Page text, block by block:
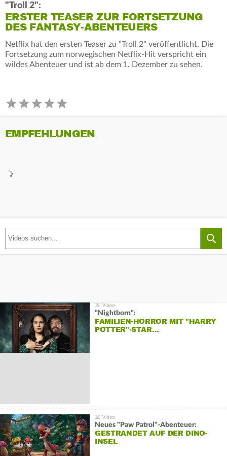
"Troll 2":
ERSTER TEASER ZUR FORTSETZUNG
DES FANTASY-ABENTEUERS
Netflix hat den ersten Teaser zu "Troll 2" veröffentlicht. Die
Fortsetzung zum norwegischen Netflix-Hit verspricht ein
wildes Abenteuer und ist ab dem 1. Dezember zu sehen.
EMPFEHLUNGEN
"Nightborn":
FAMILIEN-HORROR MIT "HARRY
POTTER"-STAR…
Neues "Paw Patrol"-Abenteuer:
GESTRANDET AUF DER DINO-
INSEL